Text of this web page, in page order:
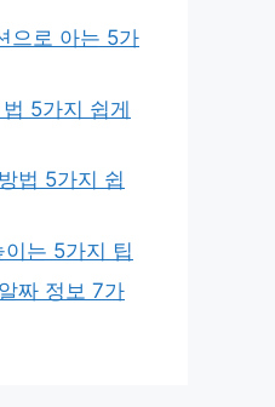
으로 아는 5가
5가지 쉽게
법 5가지 쉽
는 5가지 팁
짜 정보 7가